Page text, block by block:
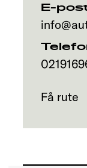
E-
Få rute